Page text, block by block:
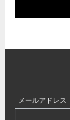
メールアドレス